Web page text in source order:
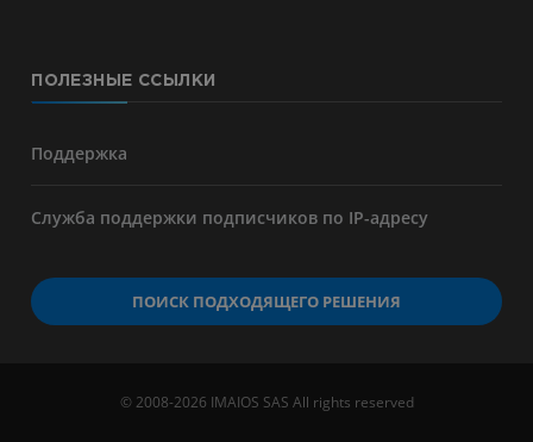
ПОЛЕЗНЫЕ ССЫЛКИ
Поддержка
Служба поддержки подписчиков по IP-адресу
ПОИСК ПОДХОДЯЩЕГО РЕШЕНИЯ
© 2008-2026 IMAIOS SAS All rights reserved